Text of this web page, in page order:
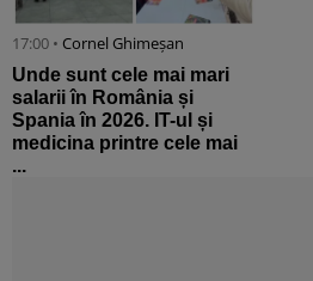
17:00 • Cornel Ghimeșan
Unde sunt cele mai mari
salarii în România și
Spania în 2026. IT-ul și
medicina printre cele mai
...